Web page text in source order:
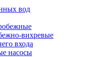
вод
вихревые
входа
насосы